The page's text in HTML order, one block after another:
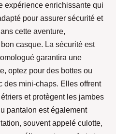
expérience enrichissante qui
pour assurer sécurité et
cette aventure,
casque. La sécurité est
garantira une
optez pour des bottes ou
des mini-chaps. Elles offrent
et protègent les jambes
pantalon est également
souvent appelé culotte,